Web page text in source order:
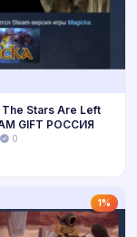
Stars Are Left
GIFT РОССИЯ
0
1%